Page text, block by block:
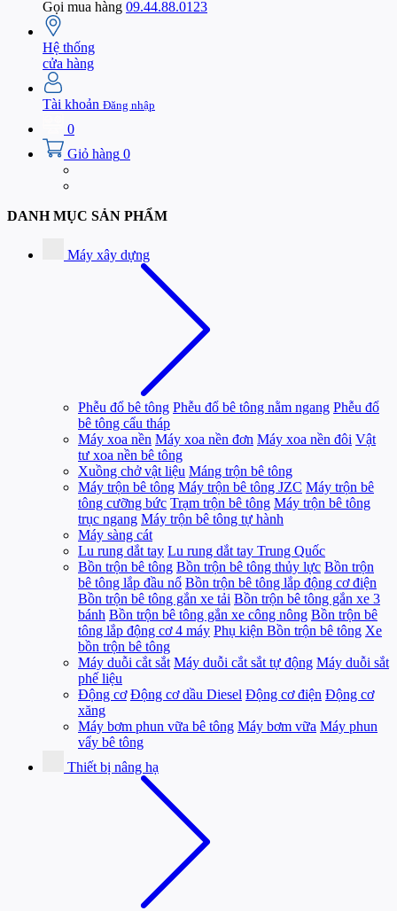
Gọi mua hàng 09.44.88.0123
Hệ thống
cửa hàng
Tài khoản Đăng nhập
0
Giỏ hàng 0
DANH MỤC SẢN PHẨM
Máy xây dựng
Phễu đổ bê tông Phễu đổ bê tông nằm ngang Phễu đổ
bê tông cẩu tháp
Máy xoa nền Máy xoa nền đơn Máy xoa nền đôi Vật
tư xoa nền bê tông
Xuồng chở vật liệu Máng trộn bê tông
Máy trộn bê tông Máy trộn bê tông JZC Máy trộn bê
tông cưỡng bức Trạm trộn bê tông Máy trộn bê tông
trục ngang Máy trộn bê tông tự hành
Máy sàng cát
Lu rung dắt tay Lu rung dắt tay Trung Quốc
Bồn trộn bê tông Bồn trộn bê tông thủy lực Bồn trộn
bê tông lắp đầu nổ Bồn trộn bê tông lắp động cơ điện
Bồn trộn bê tông gắn xe tải Bồn trộn bê tông gắn xe 3
bánh Bồn trộn bê tông gắn xe công nông Bồn trộn bê
tông lắp động cơ 4 máy Phụ kiện Bồn trộn bê tông Xe
bồn trộn bê tông
Máy duỗi cắt sắt Máy duỗi cắt sắt tự động Máy duỗi sắt
phế liệu
Động cơ Động cơ dầu Diesel Động cơ điện Động cơ
xăng
Máy bơm phun vữa bê tông Máy bơm vữa Máy phun
vẩy bê tông
Thiết bị nâng hạ